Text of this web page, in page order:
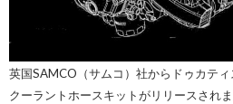
英国SAMCO（サムコ）社からドゥカテ
クーラントホースキットがリリースされま